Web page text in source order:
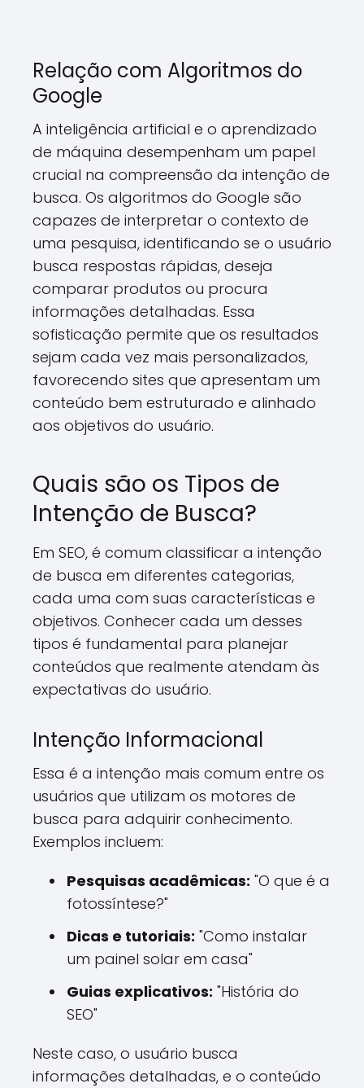
Relação com Algoritmos do
Google
A inteligência artificial e o aprendizado
de máquina desempenham um papel
crucial na compreensão da intenção de
busca. Os algoritmos do Google são
capazes de interpretar o contexto de
uma pesquisa, identificando se o usuário
busca respostas rápidas, deseja
comparar produtos ou procura
informações detalhadas. Essa
sofisticação permite que os resultados
sejam cada vez mais personalizados,
favorecendo sites que apresentam um
conteúdo bem estruturado e alinhado
aos objetivos do usuário.
Quais são os Tipos de
Intenção de Busca?
Em SEO, é comum classificar a intenção
de busca em diferentes categorias,
cada uma com suas características e
objetivos. Conhecer cada um desses
tipos é fundamental para planejar
conteúdos que realmente atendam às
expectativas do usuário.
Intenção Informacional
Essa é a intenção mais comum entre os
usuários que utilizam os motores de
busca para adquirir conhecimento.
Exemplos incluem:
Pesquisas acadêmicas: "O que é a
fotossíntese?"
Dicas e tutoriais: "Como instalar
um painel solar em casa"
Guias explicativos: "História do
SEO"
Neste caso, o usuário busca
informações detalhadas, e o conteúdo